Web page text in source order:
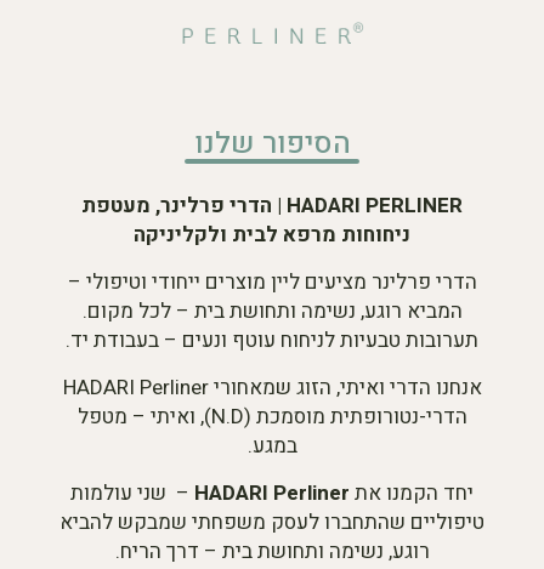
הסיפור שלנו
HADARI PERLINER | הדרי פרלינר, מעטפת
ניחוחות מרפא לבית ולקליניקה
הדרי פרלינר מציעים ליין מוצרים ייחודי וטיפולי –
המביא רוגע, נשימה ותחושת בית – לכל מקום.
תערובות טבעיות לניחוח עוטף ונעים – בעבודת יד.
אנחנו הדרי ואיתי, הזוג שמאחורי HADARI Perliner
הדרי-נטורופתית מוסמכת (N.D), ואיתי – מטפל
במגע.
יחד הקמנו את HADARI Perliner – שני עולמות
טיפוליים שהתחברו לעסק משפחתי שמבקש להביא
רוגע, נשימה ותחושת בית – דרך הריח.